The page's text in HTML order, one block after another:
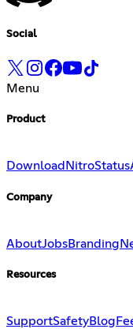
Social
Menu
Product
Download NitroStatus
Company
AboutJobsBranding
Resources
SupportSafetyBlog